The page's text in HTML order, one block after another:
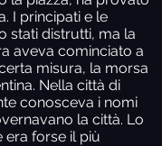
I principati e le
stati distrutti, ma la
aveva cominciato a
misura, la morsa
Nella città di
conosceva i nomi
la città. Lo
forse il più